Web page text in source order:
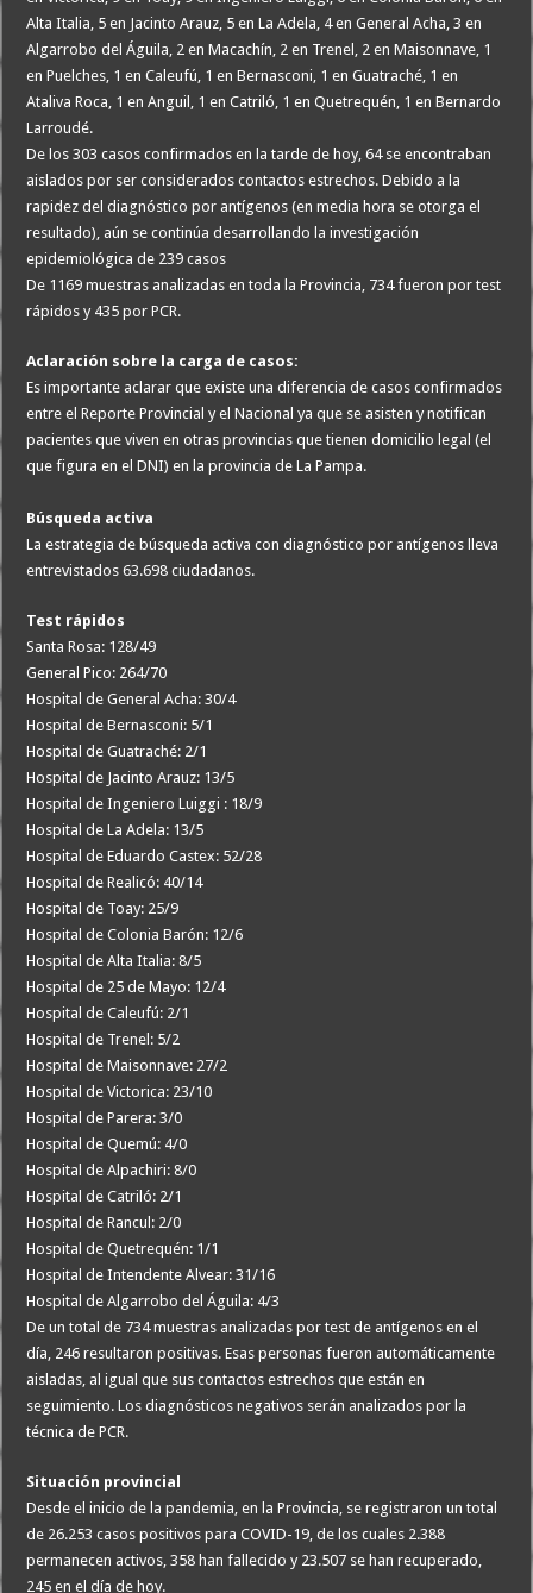
Alta Italia, 5 en Jacinto Arauz, 5 en La Adela, 4 en General Acha, 3 en
Algarrobo del Águila, 2 en Macachín, 2 en Trenel, 2 en Maisonnave, 1
en Puelches, 1 en Caleufú, 1 en Bernasconi, 1 en Guatraché, 1 en
Ataliva Roca, 1 en Anguil, 1 en Catriló, 1 en Quetrequén, 1 en Bernardo
Larroudé.
De los 303 casos confirmados en la tarde de hoy, 64 se encontraban
aislados por ser considerados contactos estrechos. Debido a la
rapidez del diagnóstico por antígenos (en media hora se otorga el
resultado), aún se continúa desarrollando la investigación
epidemiológica de 239 casos
De 1169 muestras analizadas en toda la Provincia, 734 fueron por test
rápidos y 435 por PCR.
Aclaración sobre la carga de casos:
Es importante aclarar que existe una diferencia de casos confirmados
entre el Reporte Provincial y el Nacional ya que se asisten y notifican
pacientes que viven en otras provincias que tienen domicilio legal (el
que figura en el DNI) en la provincia de La Pampa.
Búsqueda activa
La estrategia de búsqueda activa con diagnóstico por antígenos lleva
entrevistados 63.698 ciudadanos.
Test rápidos
Santa Rosa: 128/49
General Pico: 264/70
Hospital de General Acha: 30/4
Hospital de Bernasconi: 5/1
Hospital de Guatraché: 2/1
Hospital de Jacinto Arauz: 13/5
Hospital de Ingeniero Luiggi : 18/9
Hospital de La Adela: 13/5
Hospital de Eduardo Castex: 52/28
Hospital de Realicó: 40/14
Hospital de Toay: 25/9
Hospital de Colonia Barón: 12/6
Hospital de Alta Italia: 8/5
Hospital de 25 de Mayo: 12/4
Hospital de Caleufú: 2/1
Hospital de Trenel: 5/2
Hospital de Maisonnave: 27/2
Hospital de Victorica: 23/10
Hospital de Parera: 3/0
Hospital de Quemú: 4/0
Hospital de Alpachiri: 8/0
Hospital de Catriló: 2/1
Hospital de Rancul: 2/0
Hospital de Quetrequén: 1/1
Hospital de Intendente Alvear: 31/16
Hospital de Algarrobo del Águila: 4/3
De un total de 734 muestras analizadas por test de antígenos en el
día, 246 resultaron positivas. Esas personas fueron automáticamente
aisladas, al igual que sus contactos estrechos que están en
seguimiento. Los diagnósticos negativos serán analizados por la
técnica de PCR.
Situación provincial
Desde el inicio de la pandemia, en la Provincia, se registraron un total
de 26.253 casos positivos para COVID-19, de los cuales 2.388
permanecen activos, 358 han fallecido y 23.507 se han recuperado,
245 en el día de hoy.